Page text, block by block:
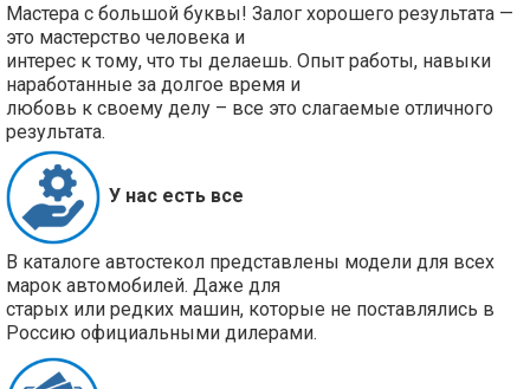
Мастера с большой буквы! Залог хорошего результата —
это мастерство человека и
интерес к тому, что ты делаешь. Опыт работы, навыки
наработанные за долгое время и
любовь к своему делу – все это слагаемые отличного
результата.
У нас есть все
В каталоге автостекол представлены модели для всех
марок автомобилей. Даже для
старых или редких машин, которые не поставлялись в
Россию официальными дилерами.